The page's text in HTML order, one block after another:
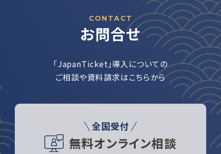
CONTACT
お問合せ
「JapanTicket」導入についての
ご相談や資料請求はこちらから
全国受付
無料オンライン相談